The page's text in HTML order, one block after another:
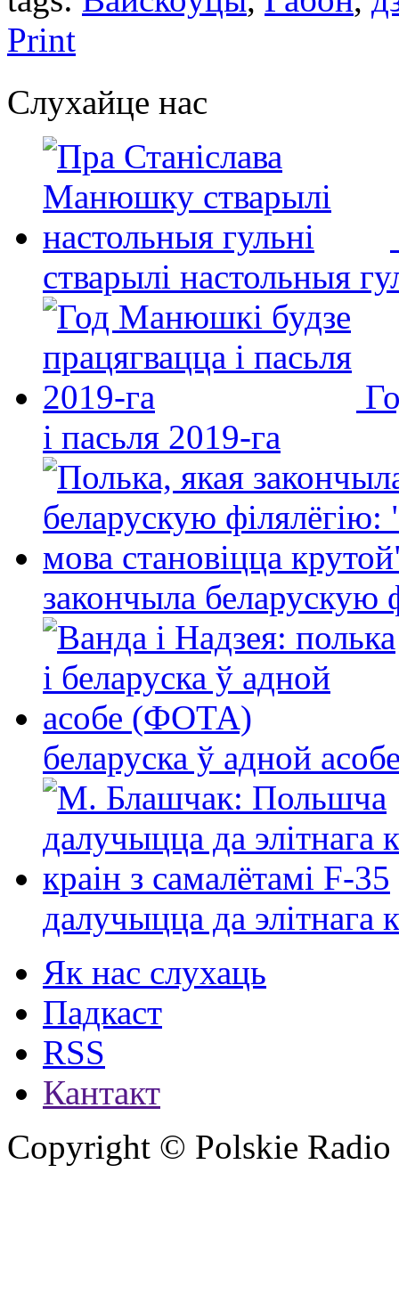
Print
Слухайце нас
стварылі настольныя
і пасьля 2019-га
закончыла беларускую
беларуска ў адной
далучыцца да элітнага
Як нас слухаць
Падкаст
RSS
Кантакт
Copyright © Polskie